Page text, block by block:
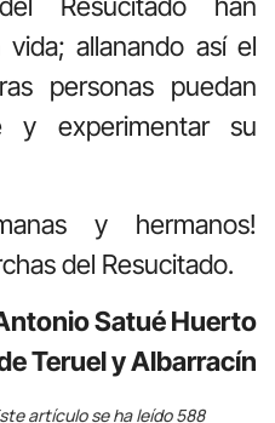
Resucitado han
allanando así el
personas puedan
y experimentar su
y hermanos!
del Resucitado.
Satué Huerto
Teruel y Albarracín
artículo se ha leído 588